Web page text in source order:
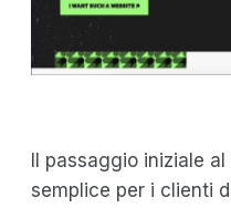
Il passaggio iniziale
semplice per i clienti